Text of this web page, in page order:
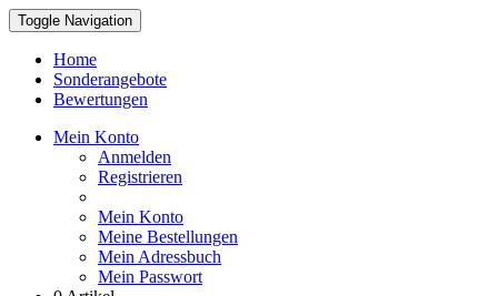
Toggle Navigation
Home
Sonderangebote
Bewertungen
Mein Konto
Anmelden
Registrieren
Mein Konto
Meine Bestellungen
Mein Adressbuch
Mein Passwort